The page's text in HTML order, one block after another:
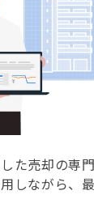
た売却の専
しながら、